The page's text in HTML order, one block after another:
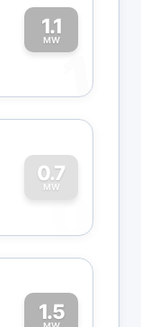
1.1
MW
1
0.7
MW
0
1.5